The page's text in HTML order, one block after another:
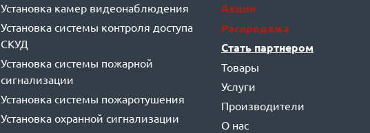
Установка камер видеонаблюдения
Установка системы контроля доступа
СКУД
Установка системы пожарной
сигнализации
Установка системы пожаротушения
Установка охранной сигнализации
Акции
Распродажа
Стать партнером
Товары
Услуги
Производители
О нас